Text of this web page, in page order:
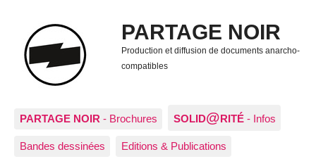
PARTAGE NOIR
Production et diffusion de documents anarcho-
compatibles
PARTAGE NOIR - Brochures SOLID@RITÉ - Infos
Bandes dessinées Editions & Publications